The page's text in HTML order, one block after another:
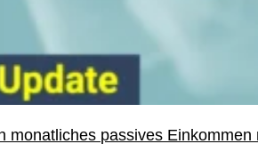
monatliches passives Einkommen